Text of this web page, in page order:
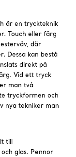
är en tryckteknik
Touch eller färg
där
Dessa kan bestå
direkt på
Vid ett tryck
man två
tryckformen och
nya tekniker man
till
glas. Pennor